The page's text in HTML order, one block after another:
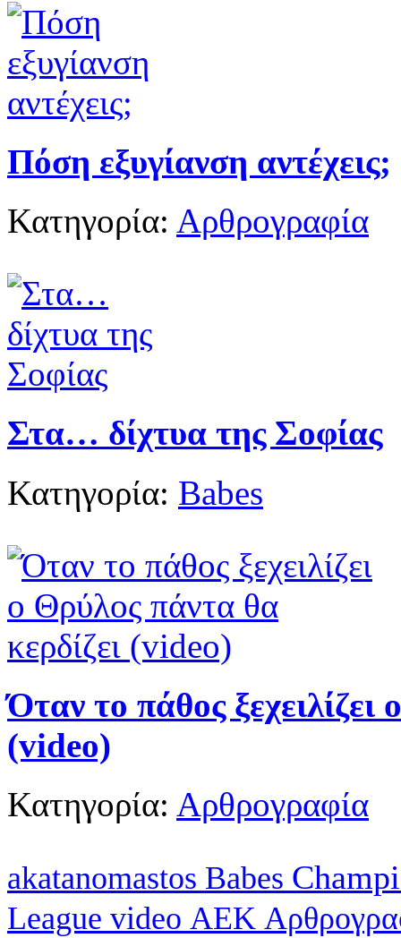
Πόση εξυγίανση αντέχεις;
Κατηγορία: Αρθρογραφία
Στα… δίχτυα της Σοφίας
Κατηγορία: Babes
Όταν το πάθος
(video)
Κατηγορία: Αρθρογραφία
akatanomastos Babes
League video ΑΕΚ